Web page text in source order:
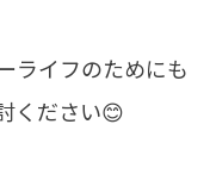
ライフのためにも
ください😊